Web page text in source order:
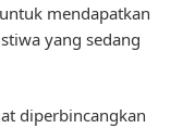
mendapatkan
yang sedang
diperbincangkan